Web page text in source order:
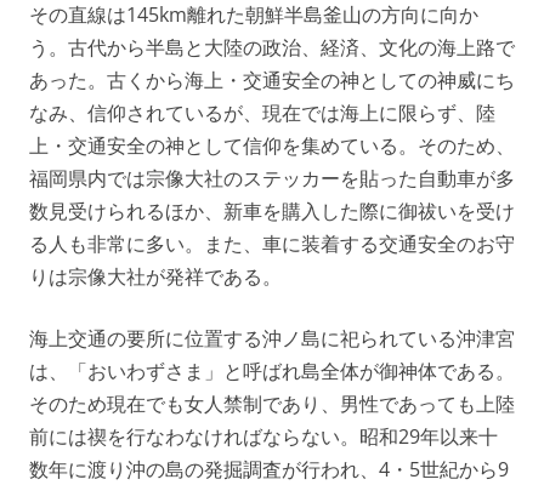
その直線は145km離れた朝鮮半島釜山の方向に向か
う。古代から半島と大陸の政治、経済、文化の海上路で
あった。古くから海上・交通安全の神としての神威にち
なみ、信仰されているが、現在では海上に限らず、陸
上・交通安全の神として信仰を集めている。そのため、
福岡県内では宗像大社のステッカーを貼った自動車が多
数見受けられるほか、新車を購入した際に御祓いを受け
る人も非常に多い。また、車に装着する交通安全のお守
りは宗像大社が発祥である。
海上交通の要所に位置する沖ノ島に祀られている沖津宮
は、「おいわずさま」と呼ばれ島全体が御神体である。
そのため現在でも女人禁制であり、男性であっても上陸
前には禊を行なわなければならない。昭和29年以来十
数年に渡り沖の島の発掘調査が行われ、4・5世紀から9